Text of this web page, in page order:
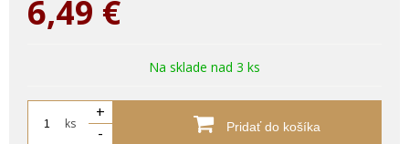
6,49 €
Na sklade nad 3 ks
ks
+
-
Pridať do košíka